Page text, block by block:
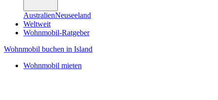
AustralienNeuseeland
Weltweit
Wohnmobil-Ratgeber
Wohnmobil buchen in Island
Wohnmobil mieten